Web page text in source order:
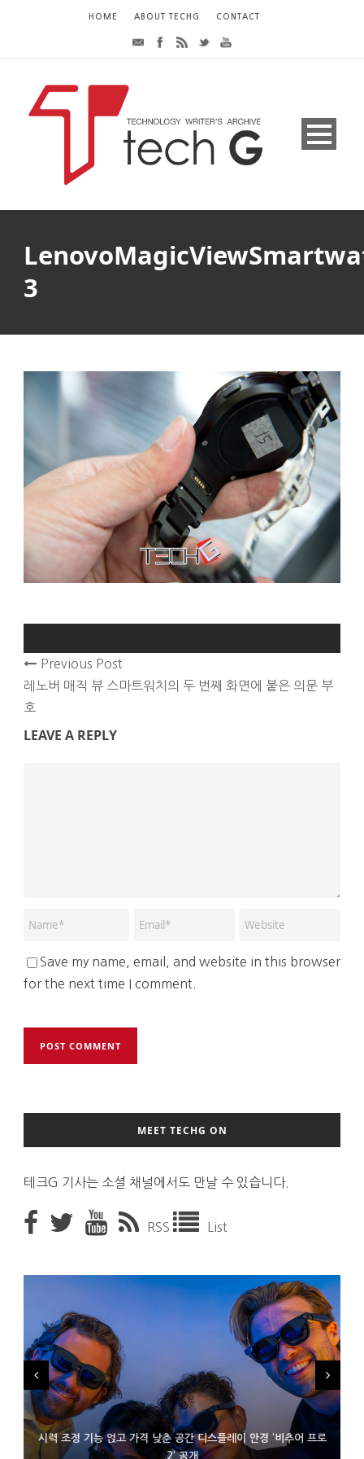
HOME ABOUT TECHG CONTACT
3
Previous Post
레노버 매직 뷰 스마트워치의 두 번째 화면에 붙은 의문 부
호
LEAVE A REPLY
Save my name, email, and website in this browser
for the next time I comment.
MEET TECHG ON
테크G 기사는 소셜 채널에서도 만날 수 있습니다.
RSS List
시력 조정 기능 얹고 가격 낮춘 공간 디스플레이 안경 ‘비추어 프로
2’ 공개
D램 부족에 10억달러어치 아이폰18 프로세서 패키징 대기 중
300~400달러 반지형 스피커 준비하는 오픈AI